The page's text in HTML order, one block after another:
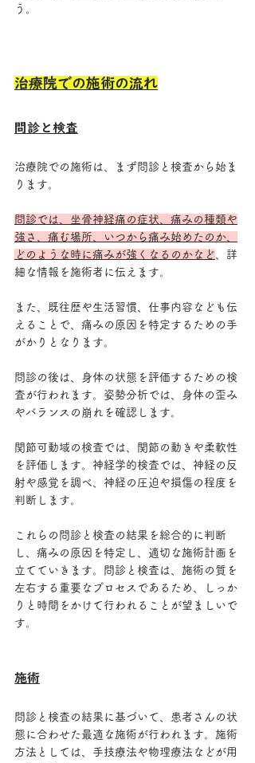
う。
治療院での施術の流れ
問診と検査
治療院での施術は、まず問診と検査から始ま
ります。
問診では、坐骨神経痛の症状、痛みの種類や
強さ、痛む場所、いつから痛み始めたのか、
どのような時に痛みが強くなるのかなど 、詳
細な情報を施術者に伝えます。
また、既往歴や生活習慣、仕事内容なども伝
えることで、痛みの原因を特定するための手
がかりとなります。
問診の後は、身体の状態を評価するための検
査が行われます。姿勢分析では、身体の歪み
やバランスの崩れを確認します。
関節可動域の検査では、関節の動きや柔軟性
を評価します。神経学的検査では、神経の反
射や感覚を調べ、神経の圧迫や損傷の程度を
判断します。
これらの問診と検査の結果を総合的に判断
し、痛みの原因を特定し、適切な施術計画を
立てていきます。問診と検査は、施術の質を
左右する重要なプロセスであるため、しっか
りと時間をかけて行われることが望ましいで
す。
施術
問診と検査の結果に基づいて、患者さんの状
態に合わせた最適な施術が行われます。施術
方法としては、手技療法や物理療法などが用